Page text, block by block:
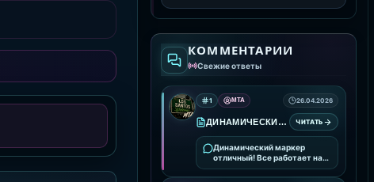
КОММЕНТАРИИ
Свежие ответы
1 MTA 26.04.2026
ДИНАМИЧЕСКИЙ МАРКЕР ЧИТАТЬ
Динамический маркер
отличный! Все работает на
ура!